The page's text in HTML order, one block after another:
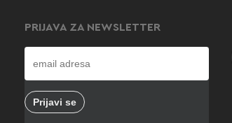
PRIJAVA ZA NEWSLETTER